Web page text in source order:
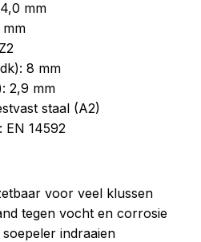
mm
mm
8 mm
2,9 mm
staal (A2)
EN 14592
voor veel klussen
tegen vocht en corrosie
indraaien